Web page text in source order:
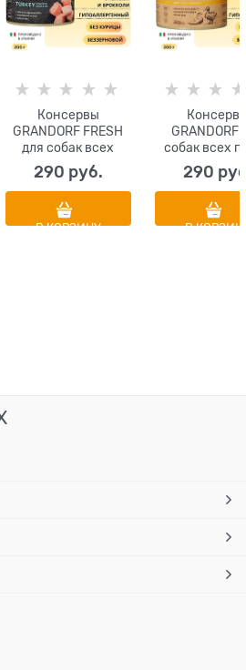
Консервы
GRANDORF FRESH
для собак всех
пород Паштет из
индейки с тыквой и
290 руб.
В КОРЗИНУ
GRANDORF
собак всех
Паштет из
грушей и
290
В